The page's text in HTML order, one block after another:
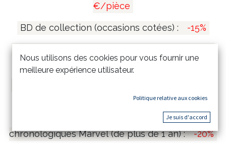
€/pièce
BD de collection (occasions cotées) : -15%
:
-20%
-15%
Comics Marvel Omnibus & Intégrales
chronologiques Marvel (de plus de 1 an) : -20%
Nous utilisons des cookies pour vous fournir une
meilleure expérience utilisateur.
Politique relative aux cookies
Je suis d'accord